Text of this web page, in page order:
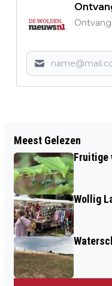
NAZOMER FAIR
IN ECHTEN
Meest Gelezen
Fruitige
Wollig